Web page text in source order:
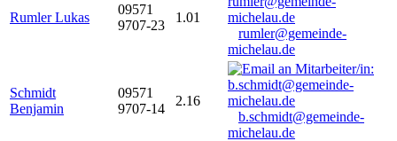
Rumler Lukas
09571
9707-23
1.01
rumler@gemeinde-
michelau.de
Schmidt
Benjamin
09571
9707-14
2.16
b.schmidt@gemeinde-
michelau.de